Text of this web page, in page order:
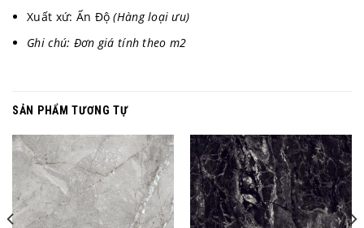
Xuất xứ: Ấn Độ (Hàng loại ưu)
Ghi chú: Đơn giá tính theo m2
SẢN PHẨM TƯƠNG TỰ